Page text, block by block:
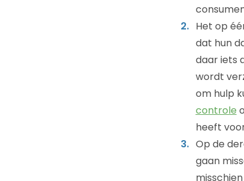
Het op
dat hun
daar iets
wordt
om hulp
controle
heeft
Op de
gaan